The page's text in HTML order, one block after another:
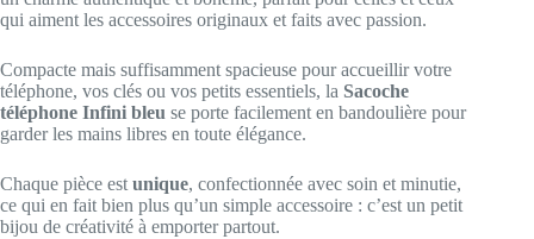
qui aiment les accessoires originaux et faits avec passion.
Compacte mais suffisamment spacieuse pour accueillir votre
téléphone, vos clés ou vos petits essentiels, la Sacoche
téléphone Infini bleu se porte facilement en bandoulière pour
garder les mains libres en toute élégance.
Chaque pièce est unique, confectionnée avec soin et minutie,
ce qui en fait bien plus qu’un simple accessoire : c’est un petit
bijou de créativité à emporter partout.